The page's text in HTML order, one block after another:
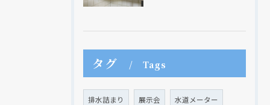
タグ Tags
排水詰まり 展示会 水道メーター